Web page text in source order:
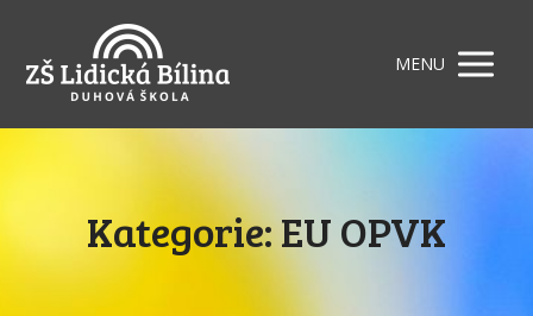
MENU
Kategorie: EU OPVK